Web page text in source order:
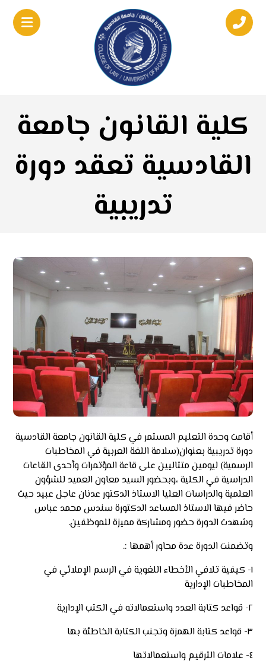
كلية القانون جامعة
القادسية تعقد دورة
تدريبية
أقامت وحدة التعليم المستمر في كلية القانون جامعة القادسية
دورة تدريبية بعنوان(سلامة اللغة العربية في المخاطبات
الرسمية) ليومين متتاليين على قاعة المؤتمرات وأحدى القاعات
الدراسية في الكلية ،وبحضور السيد معاون العميد للشؤون
العلمية والدراسات العليا الاستاذ الدكتور عدنان عاجل عبيد حيث
حاضر فيها الاستاذ المساعد الدكتورة سندس محمد عباس
وشهدت الدورة حضور ومشاركة مميزة للموظفين.
وتضمنت الدورة عدة محاور أهمها :.
١- كيفية تلافي الأخطاء اللغوية في الرسم الإملائي في
المخاطبات الإدارية
٢- قواعد كتابة العدد واستعمالاته في الكتب الإدارية
٣- قواعد كتابة الهمزة وتجنب الكتابة الخاطئة بها
٤- علامات الترقيم واستعمالاتها